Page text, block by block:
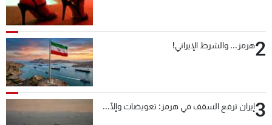
2هرمز... والشرط الإيراني!
3إيران ترفع السقف في هرمز: تعويضات وإلّا...